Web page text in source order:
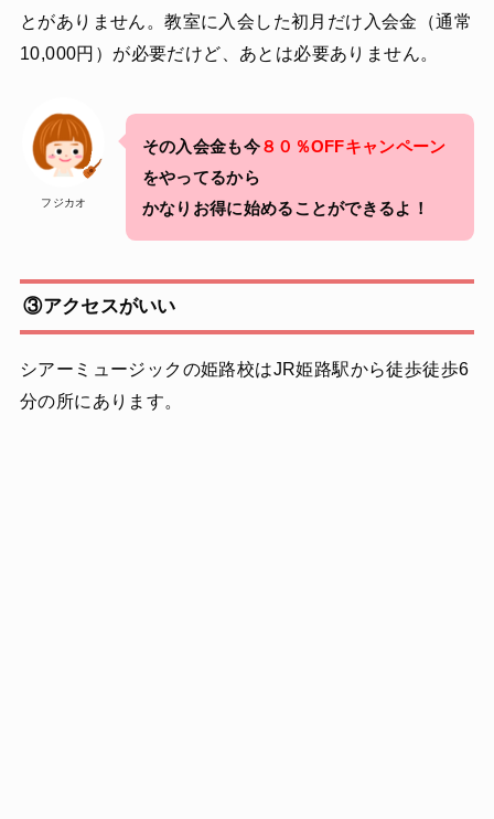
とがありません。教室に入会した初月だけ入会金（通常
10,000円）が必要だけど、あとは必要ありません。
フジカオ
その入会金も今８０％OFFキャンペーン
をやってるから
かなりお得に始めることができるよ！
③アクセスがいい
シアーミュージックの姫路校はJR姫路駅から徒歩徒歩6
分の所にあります。